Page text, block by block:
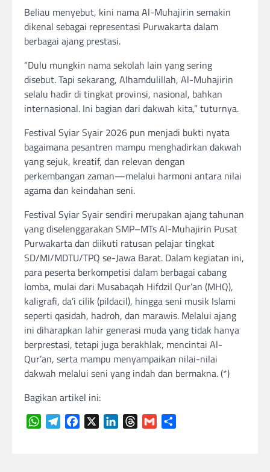
Beliau menyebut, kini nama Al-Muhajirin semakin
dikenal sebagai representasi Purwakarta dalam
berbagai ajang prestasi.
“Dulu mungkin nama sekolah lain yang sering
disebut. Tapi sekarang, Alhamdulillah, Al-Muhajirin
selalu hadir di tingkat provinsi, nasional, bahkan
internasional. Ini bagian dari dakwah kita,” tuturnya.
Festival Syiar Syair 2026 pun menjadi bukti nyata
bagaimana pesantren mampu menghadirkan dakwah
yang sejuk, kreatif, dan relevan dengan
perkembangan zaman—melalui harmoni antara nilai
agama dan keindahan seni.
Festival Syiar Syair sendiri merupakan ajang tahunan
yang diselenggarakan SMP–MTs Al-Muhajirin Pusat
Purwakarta dan diikuti ratusan pelajar tingkat
SD/MI/MDTU/TPQ se-Jawa Barat. Dalam kegiatan ini,
para peserta berkompetisi dalam berbagai cabang
lomba, mulai dari Musabaqah Hifdzil Qur’an (MHQ),
kaligrafi, da’i cilik (pildacil), hingga seni musik Islami
seperti qasidah, hadroh, dan marawis. Melalui ajang
ini diharapkan lahir generasi muda yang tidak hanya
berprestasi, tetapi juga berakhlak, mencintai Al-
Qur’an, serta mampu menyampaikan nilai-nilai
dakwah melalui seni yang indah dan bermakna. (*)
Bagikan artikel ini:
WhatsAppTelegramFacebook LinkedInThreads
Gmail